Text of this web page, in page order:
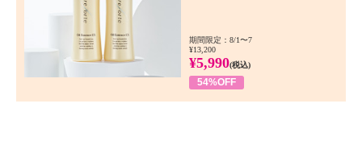
期間限定：8/1〜7
¥13,200
¥5,990(税込)
54%OFF